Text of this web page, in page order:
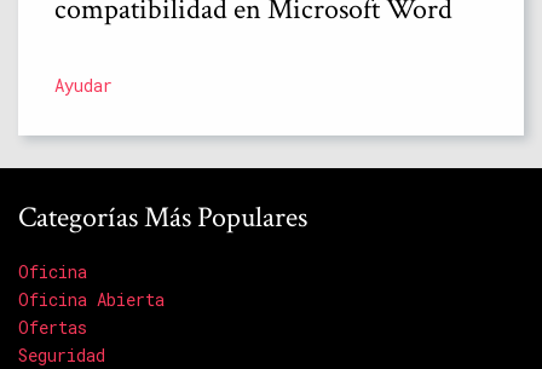
compatibilidad en Microsoft Word
Ayudar
Categorías Más Populares
Oficina
Oficina Abierta
Ofertas
Seguridad